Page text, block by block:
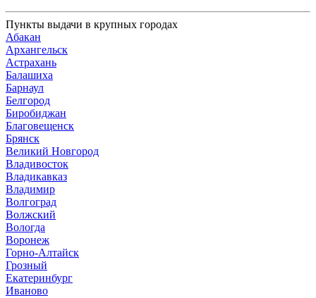
Пункты выдачи в крупных городах
Абакан
Архангельск
Астрахань
Балашиха
Барнаул
Белгород
Биробиджан
Благовещенск
Брянск
Великий Новгород
Владивосток
Владикавказ
Владимир
Волгоград
Волжский
Вологда
Воронеж
Горно-Алтайск
Грозный
Екатеринбург
Иваново